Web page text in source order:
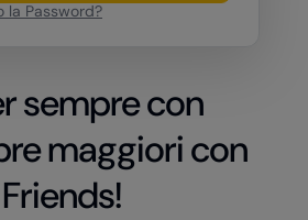
la Password?
sempre con
maggiori con